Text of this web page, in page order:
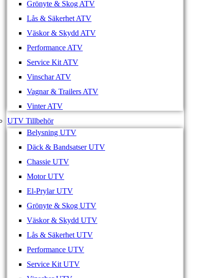
Grönyte & Skog ATV
Lås & Säkerhet ATV
Väskor & Skydd ATV
Performance ATV
Service Kit ATV
Vinschar ATV
Vagnar & Trailers ATV
Vinter ATV
UTV Tillbehör
Belysning UTV
Däck & Bandsatser UTV
Chassie UTV
Motor UTV
El-Prylar UTV
Grönyte & Skog UTV
Väskor & Skydd UTV
Lås & Säkerhet UTV
Performance UTV
Service Kit UTV